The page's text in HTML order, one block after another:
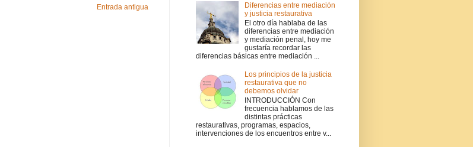
Entrada antigua
Diferencias entre mediación
y justicia restaurativa
El otro día hablaba de las
diferencias entre mediación
y mediación penal, hoy me
gustaría recordar las
diferencias básicas entre mediación ...
Los principios de la justicia
restaurativa que no
debemos olvidar
INTRODUCCIÓN Con
frecuencia hablamos de las
distintas prácticas
restaurativas, programas, espacios,
intervenciones de los encuentros entre v...